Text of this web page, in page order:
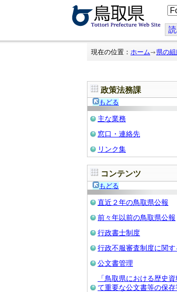
こ
の
ジ
を
翻
現在の位置： ホーム 県の
政策法務課
もどる
主な業務
窓口・連絡先
リンク集
コンテンツ
もどる
直近２年の鳥取県公報
前々年以前の鳥取県公報
行政書士制度
行政不服審査制度に関す
公文書管理
「鳥取県における歴史
て重要な公文書等の保存